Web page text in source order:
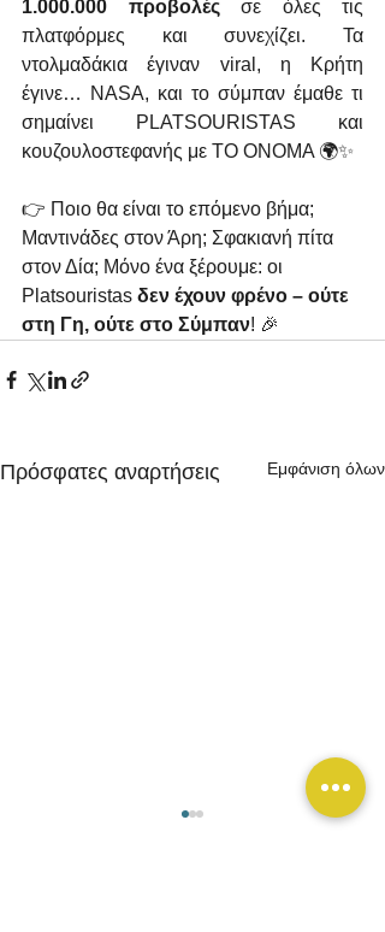
1.000.000 προβολές σε όλες τις
πλατφόρμες και συνεχίζει. Τα
ντολμαδάκια έγιναν viral, η Κρήτη
έγινε… NASA, και το σύμπαν έμαθε τι
σημαίνει PLATSOURISTAS και
κουζουλοστεφανής με ΤΟ ΟΝΟΜΑ 🌍✨
👉 Ποιο θα είναι το επόμενο βήμα;
Μαντινάδες στον Άρη; Σφακιανή πίτα
στον Δία; Μόνο ένα ξέρουμε: οι
Platsouristas δεν έχουν φρένο – ούτε
στη Γη, ούτε στο Σύμπαν! 🎉
Πρόσφατες αναρτήσεις Εμφάνιση όλων